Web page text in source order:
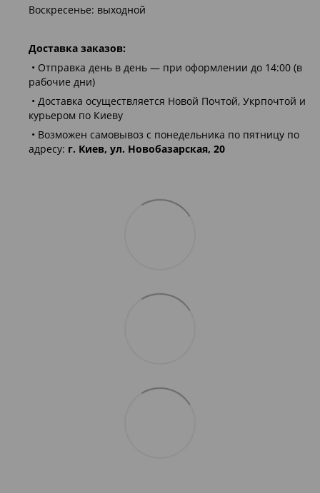
Воскресенье: выходной
Доставка заказов:
• Отправка день в день — при оформлении до 14:00 (в
рабочие дни)
• Доставка осуществляется Новой Почтой, Укрпочтой и
курьером по Киеву
• Возможен самовывоз с понедельника по пятницу по
адресу: г. Киев, ул. Новобазарская, 20